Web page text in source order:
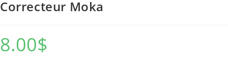
Correcteur Moka
8.00$